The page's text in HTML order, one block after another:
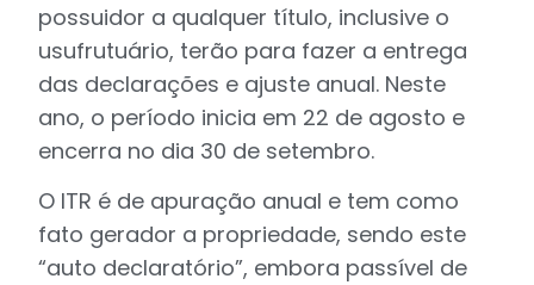
possuidor a qualquer título, inclusive o
usufrutuário, terão para fazer a entrega
das declarações e ajuste anual. Neste
ano, o período inicia em 22 de agosto e
encerra no dia 30 de setembro.
O ITR é de apuração anual e tem como
fato gerador a propriedade, sendo este
“auto declaratório”, embora passível de